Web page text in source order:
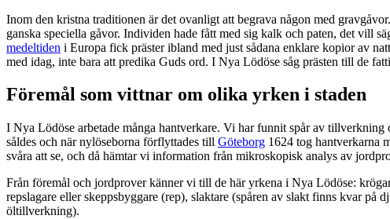
Inom den kristna traditionen är det ovanligt att begrava någon med
ganska speciella gåvor. Individen hade fått med sig kalk och paten, det vill
medeltiden i Europa fick präster ibland med just sådana enklare kopior av
med idag, inte bara att predika Guds ord. I Nya Lödöse såg prästen till de
Föremål som vittnar om olika yrken i staden
I Nya Lödöse arbetade många hantverkare. Vi har funnit spår av
såldes och när nylöseborna förflyttades till Göteborg 1624 tog hantverkarna
svåra att se, och då hämtar vi information från mikroskopisk analys av
Från föremål och jordprover känner vi till de här yrkena i Nya Lödöse:
repslagare eller skeppsbyggare (rep), slaktare (spåren av slakt finns kvar
öltillverkning).